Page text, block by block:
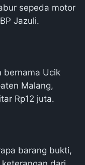
sepeda motor
Jazuli.
bernama Ucik
Malang,
Rp12 juta.
barang bukti,